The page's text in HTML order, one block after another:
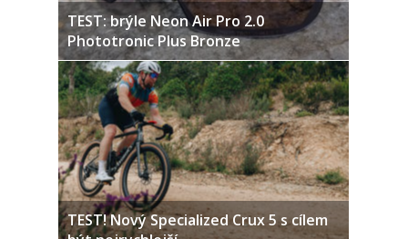
TEST: brýle Neon Air Pro 2.0
Phototronic Plus Bronze
TEST! Nový Specialized Crux 5 s cílem